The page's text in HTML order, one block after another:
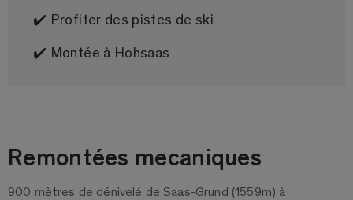
✔️ Profiter des pistes de ski
✔️ Montée à Hohsaas
Remontées mecaniques
900 mètres de dénivelé de Saas-Grund (1559m) à